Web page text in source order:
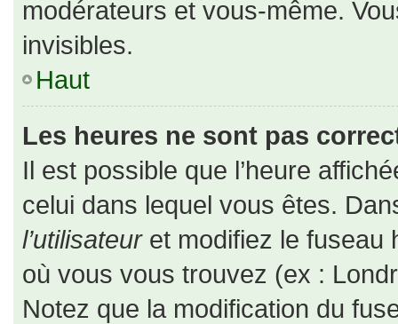
modérateurs et vous-même.
invisibles.
Haut
Les heures ne sont pas
Il est possible que l’heure
celui dans lequel vous êtes.
l’utilisateuret modifiez le fuseau
où vous vous trouvez (ex :
Notez que la modification du